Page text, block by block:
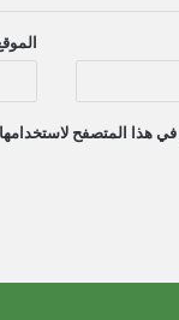
هذا المتصفح